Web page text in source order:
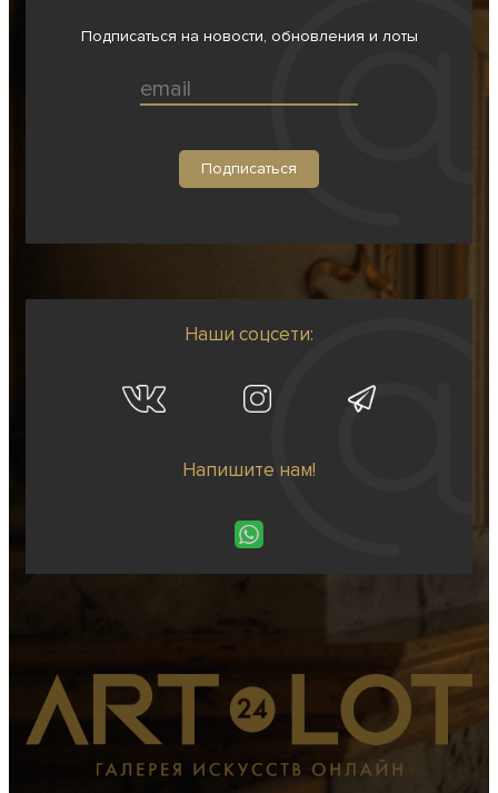
Подписаться на новости, обновления и лоты
Наши соцсети:
Напишите нам!